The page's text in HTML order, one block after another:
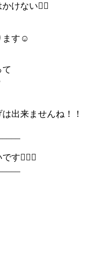
けない🙋‍♀️
ます☺️
出来ませんね！！
す🙇‍♀️✨